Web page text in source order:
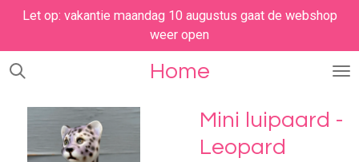
Ga
naar
de
Home
Let op: vakantie maandag 10 augustus gaat de webshop
weer open
Mini luipaard -
Leopard